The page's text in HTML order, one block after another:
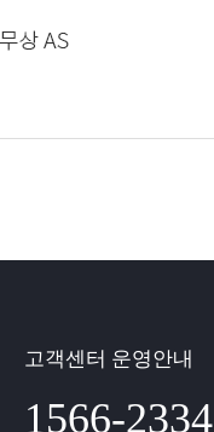
고객센터 운영안내
1566-2334